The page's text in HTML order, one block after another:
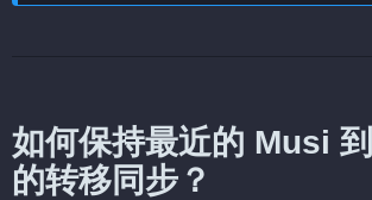
如何保持最近的 Musi
的转移同步？